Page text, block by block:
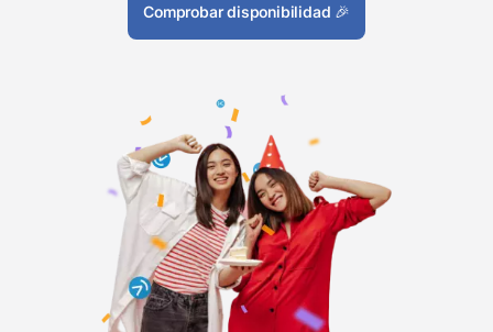
Comprobar disponibilidad 🎉